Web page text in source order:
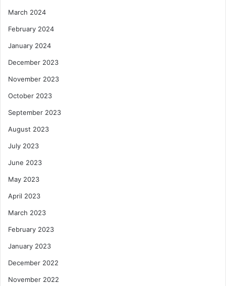
March 2024
February 2024
January 2024
December 2023
November 2023
October 2023
September 2023
August 2023
July 2023
June 2023
May 2023
April 2023
March 2023
February 2023
January 2023
December 2022
November 2022